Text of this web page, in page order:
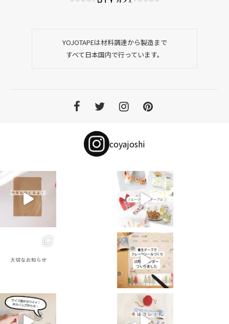
YOJOTAPEは材料調達から製造まで
すべて日本国内で行っています。
coyajoshi